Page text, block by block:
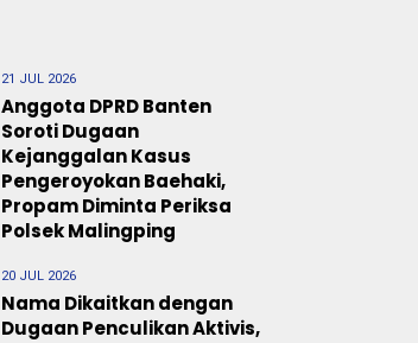
21 JUL 2026
Anggota DPRD Banten
Soroti Dugaan
Kejanggalan Kasus
Pengeroyokan Baehaki,
Propam Diminta Periksa
Polsek Malingping
20 JUL 2026
Nama Dikaitkan dengan
Dugaan Penculikan Aktivis,